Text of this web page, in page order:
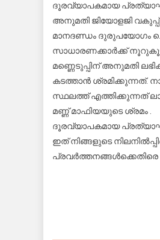
ദൂരവ്യാപകമായ
അനുമതി ജിയോളജി
മാനദണ്ഡം ദുരുപയോഗം
സാധാരണക്കാർക്ക്
മണ്ണെടുപ്പിന് അനുമതി
കടത്താൻ ശ്രമിക്കുന്നത്.
സ്ഥലത്ത് എത്തിക്കുന്നത്
മണ്ണ് മാഫിയയുടെ ശ്രമം .
ദൂരവ്യാപകമായ
ഇത് നിങ്ങളുടെ
പ്രവർത്തനങ്ങൾക്കെതിരെ